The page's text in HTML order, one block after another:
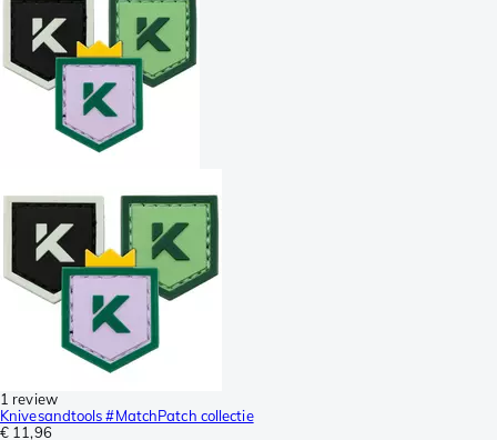
1 review
Knivesandtools #MatchPatch collectie
€ 11,96